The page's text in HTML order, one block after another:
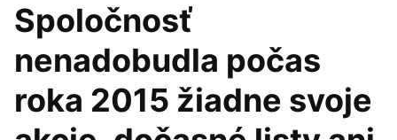
Spoločnosť
nenadobudla počas
roka 2015 žiadne svoje